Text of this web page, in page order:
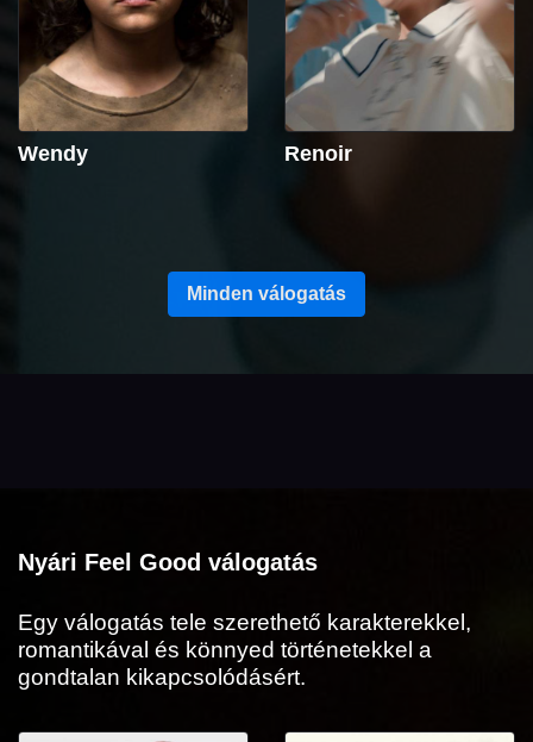
Wendy Renoir
Minden válogatás
Nyári Feel Good válogatás
Egy válogatás tele szerethető karakterekkel,
romantikával és könnyed történetekkel a
gondtalan kikapcsolódásért.